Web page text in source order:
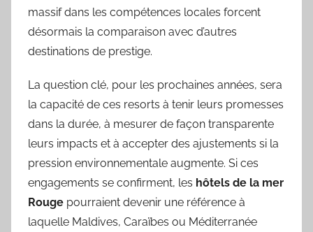
massif dans les compétences locales forcent
désormais la comparaison avec d’autres
destinations de prestige.
La question clé, pour les prochaines années, sera
la capacité de ces resorts à tenir leurs promesses
dans la durée, à mesurer de façon transparente
leurs impacts et à accepter des ajustements si la
pression environnementale augmente. Si ces
engagements se confirment, les hôtels de la mer
Rouge pourraient devenir une référence à
laquelle Maldives, Caraïbes ou Méditerranée